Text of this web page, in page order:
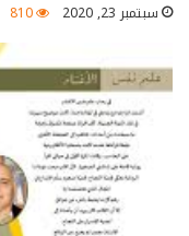
سبتمبر 23, 2020 810